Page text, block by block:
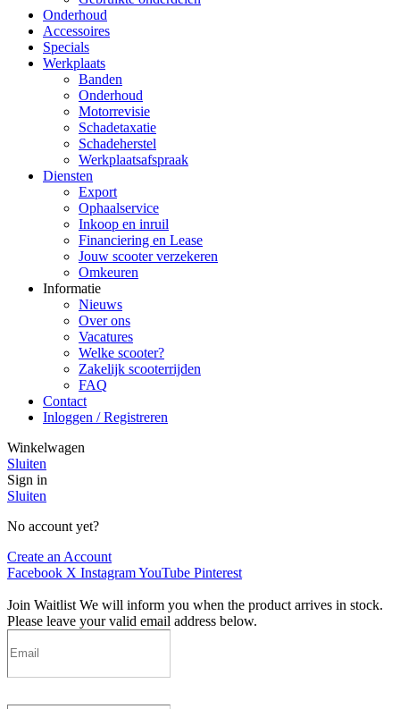
Onderhoud
Accessoires
Specials
Werkplaats
Banden
Onderhoud
Motorrevisie
Schadetaxatie
Schadeherstel
Werkplaatsafspraak
Diensten
Export
Ophaalservice
Inkoop en inruil
Financiering en Lease
Jouw scooter verzekeren
Omkeuren
Informatie
Nieuws
Over ons
Vacatures
Welke scooter?
Zakelijk scooterrijden
FAQ
Contact
Inloggen / Registreren
Winkelwagen
Sluiten
Sign in
Sluiten
No account yet?
Create an Account
Facebook X InstagramYouTube Pinterest
Join Waitlist We will inform you when the product arrives in stock.
Please leave your valid email address below.